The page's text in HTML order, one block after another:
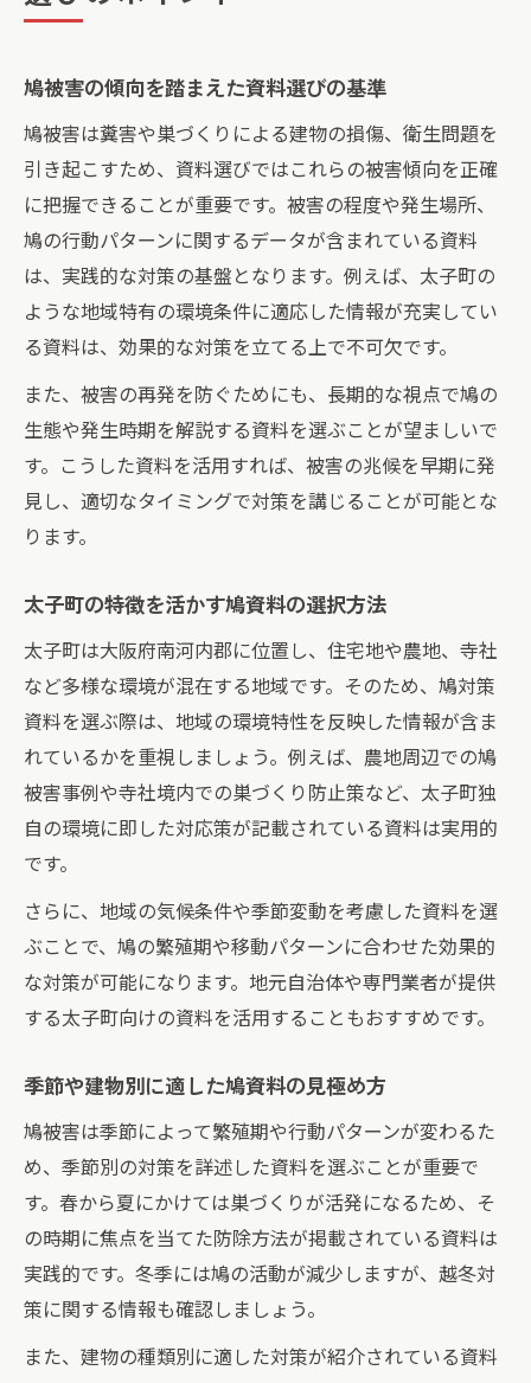
鳩被害の傾向を踏まえた資料選びの基準
鳩被害は糞害や巣づくりによる建物の損傷、衛生問題を
引き起こすため、資料選びではこれらの被害傾向を正確
に把握できることが重要です。被害の程度や発生場所、
鳩の行動パターンに関するデータが含まれている資料
は、実践的な対策の基盤となります。例えば、太子町の
ような地域特有の環境条件に適応した情報が充実してい
る資料は、効果的な対策を立てる上で不可欠です。
また、被害の再発を防ぐためにも、長期的な視点で鳩の
生態や発生時期を解説する資料を選ぶことが望ましいで
す。こうした資料を活用すれば、被害の兆候を早期に発
見し、適切なタイミングで対策を講じることが可能とな
ります。
太子町の特徴を活かす鳩資料の選択方法
太子町は大阪府南河内郡に位置し、住宅地や農地、寺社
など多様な環境が混在する地域です。そのため、鳩対策
資料を選ぶ際は、地域の環境特性を反映した情報が含ま
れているかを重視しましょう。例えば、農地周辺での鳩
被害事例や寺社境内での巣づくり防止策など、太子町独
自の環境に即した対応策が記載されている資料は実用的
です。
さらに、地域の気候条件や季節変動を考慮した資料を選
ぶことで、鳩の繁殖期や移動パターンに合わせた効果的
な対策が可能になります。地元自治体や専門業者が提供
する太子町向けの資料を活用することもおすすめです。
季節や建物別に適した鳩資料の見極め方
鳩被害は季節によって繁殖期や行動パターンが変わるた
め、季節別の対策を詳述した資料を選ぶことが重要で
す。春から夏にかけては巣づくりが活発になるため、そ
の時期に焦点を当てた防除方法が掲載されている資料は
実践的です。冬季には鳩の活動が減少しますが、越冬対
策に関する情報も確認しましょう。
また、建物の種類別に適した対策が紹介されている資料